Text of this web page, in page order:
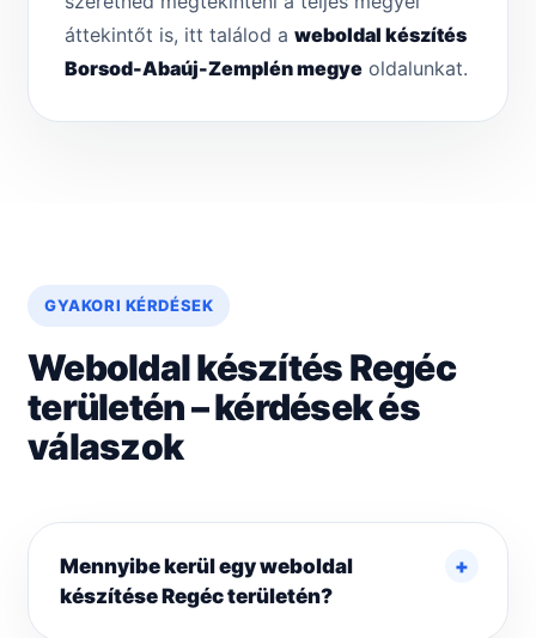
áttekintőt is, itt találod a weboldal készítés
Borsod-Abaúj-Zemplén megye oldalunkat.
GYAKORI KÉRDÉSEK
Weboldal készítés Regéc
területén – kérdések és
válaszok
Mennyibe kerül egy weboldal
készítése Regéc területén?